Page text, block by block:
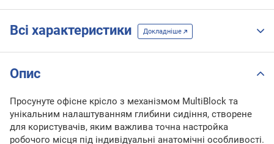
Всі характеристики Докладніше
Опис
Просунуте офісне крісло з механізмом MultiBlock та
унікальним налаштуванням глибини сидіння, створене
для користувачів, яким важлива точна настройка
робочого місця під індивідуальні анатомічні особливості.